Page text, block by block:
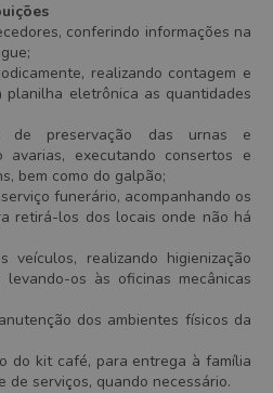
conferindo informações na
realizando contagem e
eletrônica as quantidades
de preservação das urnas e
avarias, executando consertos e
bem como do galpão;
funerário, acompanhando os
retirá-los dos locais onde não há
veículos, realizando higienização
levando-os às oficinas mecânicas
dos ambientes físicos da
do kit café, para entrega à família
serviços, quando necessário.